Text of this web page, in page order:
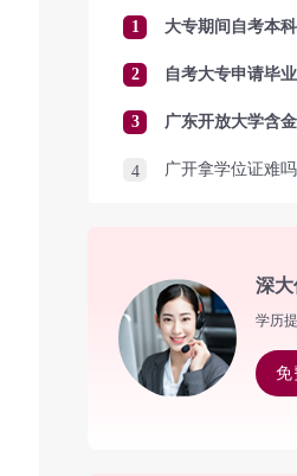
1 大专期间自考本
2
3
4 广开拿学位证难
深大
学历
免